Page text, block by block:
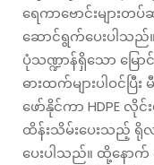
ရေကာဗောင်းများ
ဆောင်ရွက်ပေးပါသည်
ပုံသဏ္ဍာန်ရှိသော မြေ
ဓားထက်များပါဝင်ပ
ဖော်နိုင်ကာ HDPE လို
ထိန်းသိမ်းပေးသည့် ရိုလ
ပေးပါသည်။ ထို့နော